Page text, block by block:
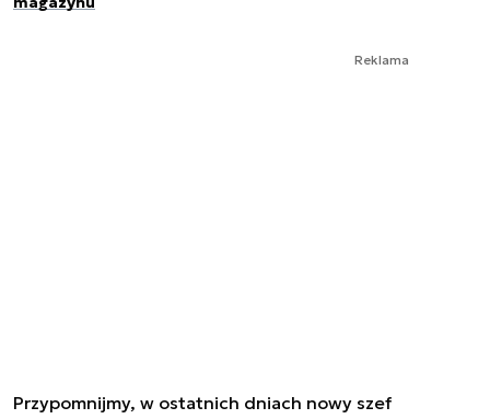
Reklama
Przypomnijmy, w ostatnich dniach nowy szef